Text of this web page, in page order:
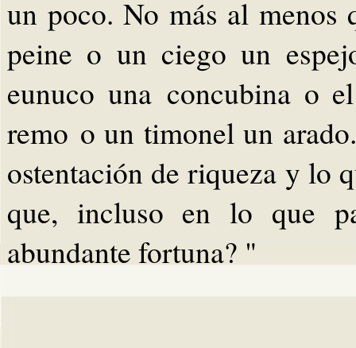
un poco. No más al menos
peine o un ciego un
eunuco una concubina o
remo o un timonel un
ostentación de riqueza y lo
que, incluso en lo que
abundante fortuna? "